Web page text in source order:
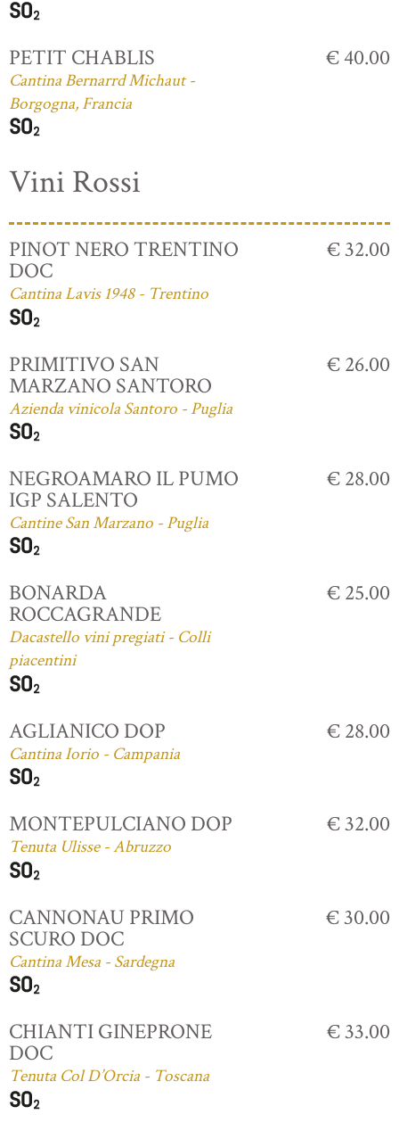
PETIT CHABLIS
Cantina Bernarrd Michaut -
Borgogna, Francia
€ 40.00
Vini Rossi
PINOT NERO TRENTINO
DOC
Cantina Lavis 1948 - Trentino
€ 32.00
PRIMITIVO SAN
MARZANO SANTORO
Azienda vinicola Santoro - Puglia
€ 26.00
NEGROAMARO IL PUMO
IGP SALENTO
Cantine San Marzano - Puglia
€ 28.00
BONARDA
ROCCAGRANDE
Dacastello vini pregiati - Colli
piacentini
€ 25.00
AGLIANICO DOP
Cantina Iorio - Campania
€ 28.00
MONTEPULCIANO DOP
Tenuta Ulisse - Abruzzo
€ 32.00
CANNONAU PRIMO
SCURO DOC
Cantina Mesa - Sardegna
€ 30.00
CHIANTI GINEPRONE
DOC
Tenuta Col D’Orcia - Toscana
€ 33.00